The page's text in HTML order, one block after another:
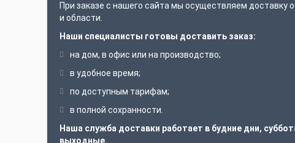
При заказе с нашего сайта мы осуществляем доставку
и области.
Наши специалисты готовы доставить заказ:
на дом, в офис или на производство;
в удобное время;
по доступным тарифам;
в полной сохранности.
Наша служба доставки работает в будние дни,
выходные.